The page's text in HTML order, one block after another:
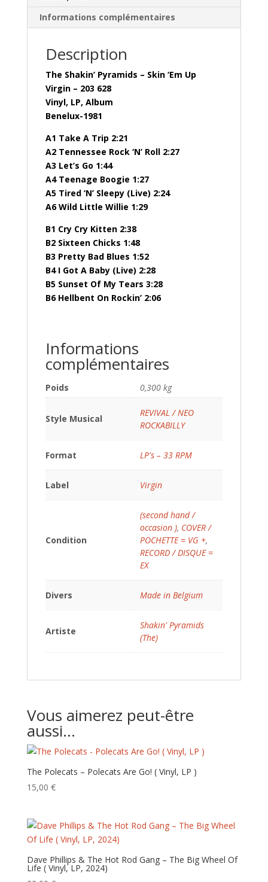
Informations complémentaires
Description
The Shakin’ Pyramids – Skin ‘Em Up
Virgin – 203 628
Vinyl, LP, Album
Benelux-1981
A1 Take A Trip 2:21
A2 Tennessee Rock ‘N’ Roll 2:27
A3 Let’s Go 1:44
A4 Teenage Boogie 1:27
A5 Tired ‘N’ Sleepy (Live) 2:24
A6 Wild Little Willie 1:29
B1 Cry Cry Kitten 2:38
B2 Sixteen Chicks 1:48
B3 Pretty Bad Blues 1:52
B4 I Got A Baby (Live) 2:28
B5 Sunset Of My Tears 3:28
B6 Hellbent On Rockin’ 2:06
Informations
complémentaires
Poids 0,300 kg
Style Musical
REVIVAL / NEO
ROCKABILLY
Format LP's – 33 RPM
Label Virgin
Condition
(second hand /
occasion ), COVER /
POCHETTE = VG +,
RECORD / DISQUE =
EX
Divers Made in Belgium
Artiste
Shakin' Pyramids
(The)
Vous aimerez peut-être
aussi…
The Polecats – Polecats Are Go! ( Vinyl, LP )
15,00 €
Dave Phillips & The Hot Rod Gang – The Big Wheel Of
Life ( Vinyl, LP, 2024)